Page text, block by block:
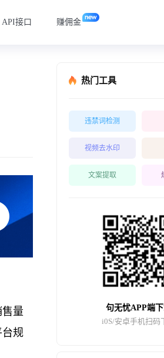
API接口 赚佣金
量
台规
热门工具
违禁词检测
视频去水印
文案提取
句无忧APP端
i0S/安卓手机扫码